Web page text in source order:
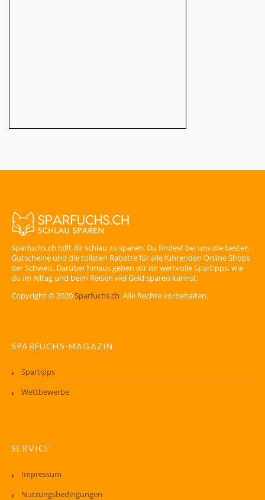
Sparfuchs.ch hilft dir schlau zu sparen. Du findest bei uns die besten
Gutscheine und die tollsten Rabatte für alle führenden Online Shops
der Schweiz. Darüber hinaus geben wir dir wertvolle Spartipps, wie
du im Alltag und beim Reisen viel Geld sparen kannst.
Copyright © 2020Sparfuchs.ch. Alle Rechte vorbehalten.
SPARFUCHS-MAGAZIN
Spartipps
Wettbewerbe
SERVICE
Impressum
Nutzungsbedingungen